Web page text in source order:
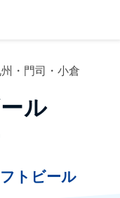
・門司・小倉
ル
トビール